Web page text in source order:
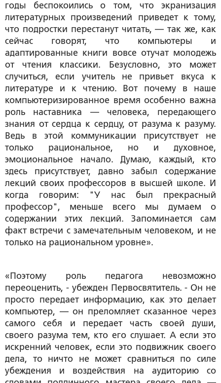
годы беспокоились о том, что экранизация
литературных произведений приведет к тому,
что подростки перестанут читать, — так же, как
сейчас говорят, что компьютеры и
адаптированные книги вовсе отучат молодежь
от чтения классики. Безусловно, это может
случиться, если учитель не привьет вкуса к
литературе и к чтению. Вот почему в наше
компьютеризированное время особенно важна
роль наставника — человека, передающего
знания от сердца к сердцу, от разума к разуму.
Ведь в этой коммуникации присутствует не
только рациональное, но и духовное,
эмоциональное начало. Думаю, каждый, кто
здесь присутствует, давно забыл содержание
лекций своих профессоров в высшей школе. И
когда говорим: "У нас был прекрасный
профессор", меньше всего мы думаем о
содержании этих лекций. Запоминается сам
факт встречи с замечательным человеком, и не
только на рациональном уровне».
«Поэтому роль педагога невозможно
переоценить, - убежден Первосвятитель. - Он не
просто передает информацию, как это делает
компьютер, — он преломляет сказанное через
самого себя и передает часть своей души,
своего разума тем, кто его слушает. А если это
искренний человек, если это подвижник своего
дела, то ничто не может сравниться по силе
убеждения и воздействия на аудиторию со